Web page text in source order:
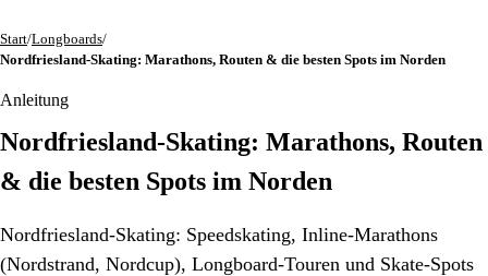
Start/Longboards/
Nordfriesland-Skating: Marathons, Routen & die besten Spots im Norden
Anleitung
Nordfriesland-Skating: Marathons, Routen
& die besten Spots im Norden
Nordfriesland-Skating: Speedskating, Inline-Marathons
(Nordstrand, Nordcup), Longboard-Touren und Skate-Spots